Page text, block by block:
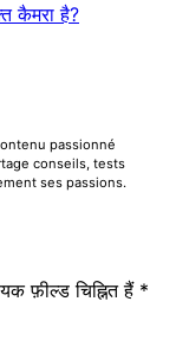
कैमरा है?
passionné
conseils, tests
ses passions.
फ़ील्ड चिह्नित हैं *